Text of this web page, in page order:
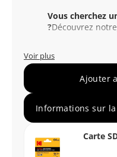
Vous cherchez
?Découvrez notre
Voir plus
Ajouter
Informations sur
Carte